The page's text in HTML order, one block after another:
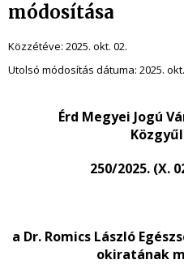
módosítása
Közzétéve: 2025. okt. 02.
Utolsó módosítás dátuma: 2025.
Érd Megyei Jogú
250/2025. (X.
a Dr. Romics László
okiratának